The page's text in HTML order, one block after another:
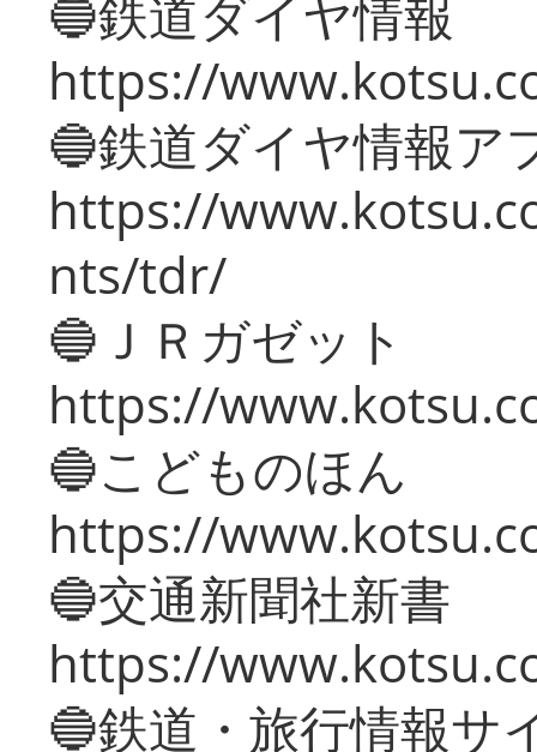
🔵鉄道ダイヤ情報
https://
🔵鉄道ダイヤ情報ア
https://
nts/tdr/
🔵ＪＲガゼット
https://
🔵こどものほん
https://
🔵交通新聞社新書
https://
🔵鉄道・旅行情報サ